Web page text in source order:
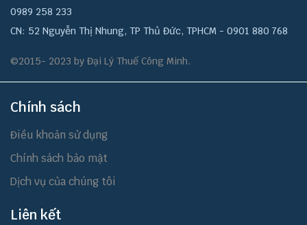
0989 258 233
CN: 52 Nguyễn Thị Nhung, TP Thủ Đức, TPHCM - 0901 880 768
©2015- 2023 by Đại Lý Thuế Công Minh.
Chính sách
Điều khoản sử dụng
Chính sách bảo mật
Dịch vụ của chúng tôi
Liên kết